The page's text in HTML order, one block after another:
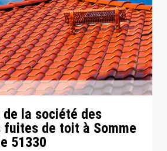
de la société des
fuites de toit à Somme
51330